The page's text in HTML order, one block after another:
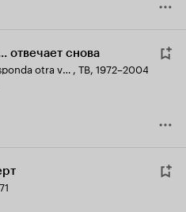
отвечает снова
Un, dos, tres... responda otra vez , ТВ, 1972–2004